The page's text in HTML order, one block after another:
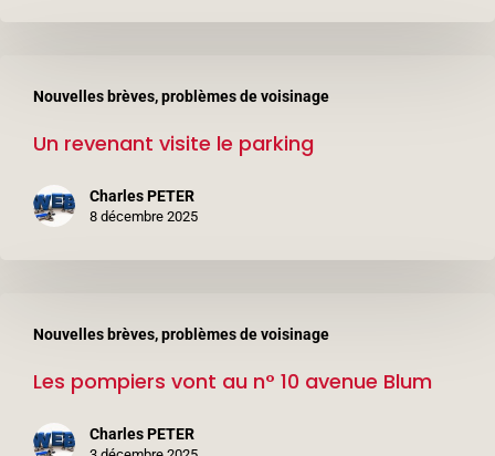
BlumNouvelles brèves, problèmes de voisinage
revenant
visite
parking
Un revenant visite le parking
Charles PETER
8 décembre 2025
Nouvelles brèves, problèmes de voisinage
pompiers
vontLes pompiers vont au n° 10 avenue Blum
Charles PETER